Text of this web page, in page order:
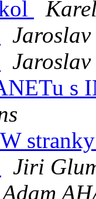
s
Jiri
Adam